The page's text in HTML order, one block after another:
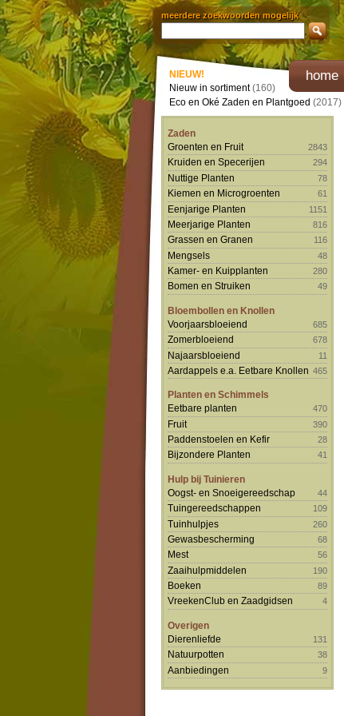
meerdere zoekwoorden mogelijk
home
NIEUW!
Nieuw in sortiment(160)
Eco en Oké Zaden en Plantgoed (2017)
Zaden
Groenten en Fruit
2843
Kruiden en Specerijen 294
Nuttige Planten 78
Kiemen en Microgroenten 61
Eenjarige Planten 1151
Meerjarige Planten 816
Grassen en Granen 116
Mengsels 48
Kamer- en Kuipplanten 280
Bomen en Struiken 49
Bloembollen en Knollen
Voorjaarsbloeiend
685
Zomerbloeiend 678
Najaarsbloeiend 11
Aardappels e.a. Eetbare Knollen 465
Planten en Schimmels
Eetbare planten
470
Fruit 390
Paddenstoelen en Kefir 28
Bijzondere Planten 41
Hulp bij Tuinieren
Oogst- en Snoeigereedschap
44
Tuingereedschappen 109
Tuinhulpjes 260
Gewasbescherming 68
Mest 56
Zaaihulpmiddelen 190
Boeken 89
VreekenClub en Zaadgidsen 4
Overigen
Dierenliefde
131
Natuurpotten 38
Aanbiedingen 9